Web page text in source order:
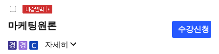
마케팅원론
자세히
수강신청